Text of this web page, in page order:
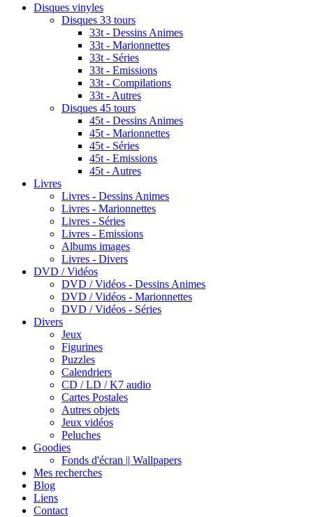
Disques vinyles
Disques 33 tours
33t - Dessins Animes
33t - Marionnettes
33t - Séries
33t - Emissions
33t - Compilations
33t - Autres
Disques 45 tours
45t - Dessins Animes
45t - Marionnettes
45t - Séries
45t - Emissions
45t - Autres
Livres
Livres - Dessins Animes
Livres - Marionnettes
Livres - Séries
Livres - Emissions
Albums images
Livres - Divers
DVD / Vidéos
DVD / Vidéos - Dessins Animes
DVD / Vidéos - Marionnettes
DVD / Vidéos - Séries
Divers
Jeux
Figurines
Puzzles
Calendriers
CD / LD / K7 audio
Cartes Postales
Autres objets
Jeux vidéos
Peluches
Goodies
Fonds d'écran || Wallpapers
Mes recherches
Blog
Liens
Contact